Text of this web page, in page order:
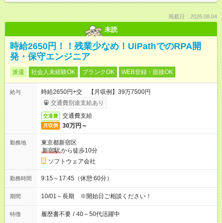
掲載日：2026.08.04
未読
時給2650円！！残業少なめ！UiPathでのRPA開
発・保守エンジニア
派遣 社会人未経験OK ブランクOK WEB登録・面接OK
給与
時給2650円+交 【月収例】39万7500円
交通費別途支給あり
交通費 交通費支給
月収例 30万円～
勤務地
東京都新宿区
新宿駅から徒歩10分
ソフトウェア会社
勤務時間 9:15～17:45（休憩:60分）
期間 10/01～長期 ※開始日ご相談ください！
特徴 履歴書不要 / 40～50代活躍中